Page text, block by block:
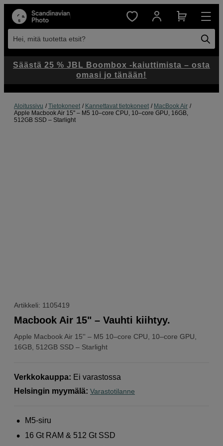
Hei, mitä tuotetta etsit?
Aloitussivu Tietokoneet Kannettavat tietokoneet
MacBook Air
Apple Macbook Air 15'' – M5 10–core CPU, 10–core GPU, 16GB,
512GB SSD – Starlight
Artikkeli: 1105419
Apple Macbook Air 15'' – M5 10–core CPU, 10–core GPU,
16GB, 512GB SSD – Starlight
Macbook Air 15" – Vauhti kiihtyy.
Verkkokauppa: Ei varastossa
Helsingin myymälä: Varastotilanne
M5-siru
16 Gt RAM & 512 Gt SSD
Säästä 25 % JBL Boombox -kaiuttimista – osta
omasi jo tänään!